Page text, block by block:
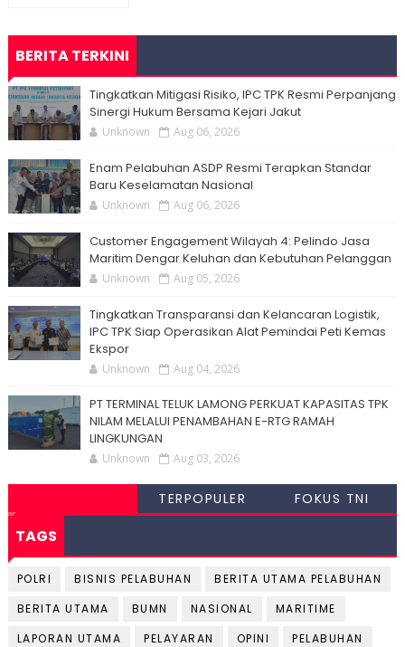
BERITA TERKINI
Tingkatkan Mitigasi Risiko, IPC TPK Resmi Perpanjang
Sinergi Hukum Bersama Kejari Jakut
Unknown Aug 06, 2026
Enam Pelabuhan ASDP Resmi Terapkan Standar
Baru Keselamatan Nasional
Unknown Aug 06, 2026
Customer Engagement Wilayah 4: Pelindo Jasa
Maritim Dengar Keluhan dan Kebutuhan Pelanggan
Unknown Aug 05, 2026
Tingkatkan Transparansi dan Kelancaran Logistik,
IPC TPK Siap Operasikan Alat Pemindai Peti Kemas
Ekspor
Unknown Aug 04, 2026
PT TERMINAL TELUK LAMONG PERKUAT KAPASITAS TPK
NILAM MELALUI PENAMBAHAN E-RTG RAMAH
LINGKUNGAN
Unknown Aug 03, 2026
TERPOPULER FOKUS TNI
TAGS
POLRI BISNIS PELABUHAN
BERITA UTAMA PELABUHAN
BERITA UTAMA
BUMN NASIONAL
MARITIME
LAPORAN UTAMA
PELAYARAN OPINI
PELABUHAN